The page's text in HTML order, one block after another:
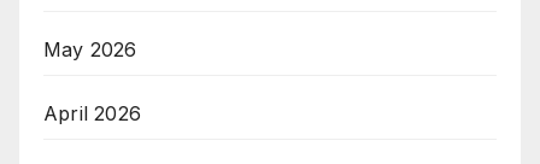
May 2026
April 2026